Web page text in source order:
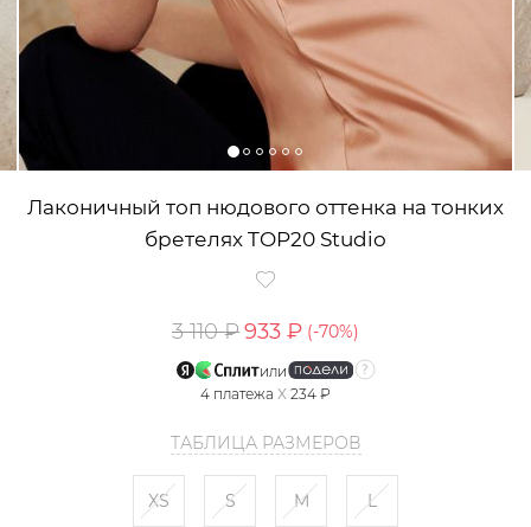
Лаконичный топ нюдового оттенка на тонких
бретелях TOP20 Studio
3 110 ₽933 ₽ (-70%)
или
4 платежа X 234 ₽
ТАБЛИЦА РАЗМЕРОВ
XS S M L